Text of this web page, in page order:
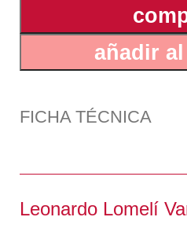
actual rector de la UNAM—,
analítica desde la economía
mayor claridad las etapas de
económica, la consolidación
sociales después de la
propiciaron una lenta
entre el Estado y los
añadir
FICHA TÉCNICA
Leonardo Lomelí